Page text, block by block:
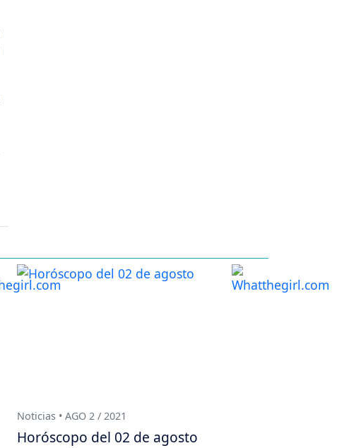
Noticias • AGO 2 / 2021
Horóscopo del 02 de agosto